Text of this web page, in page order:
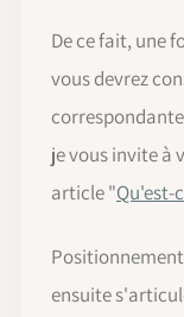
De ce fait, une
vous devrez
je vous invite à
article "Qu'est-
ensuite